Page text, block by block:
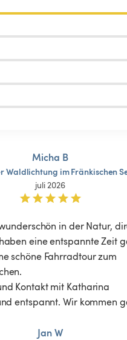
Micha B
Waldlichtung imFränkischen
juli 2026
in der Natur,
eine entspannte Zeit
schöne Fahrradtour zum
Kontakt mit Katharina
entspannt. Wir kommen
Jan W